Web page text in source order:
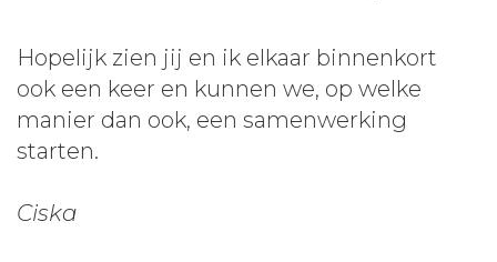
Hopelijk zien jij en ik elkaar binnenkort
ook een keer en kunnen we, op welke
manier dan ook, een samenwerking
starten.
Ciska